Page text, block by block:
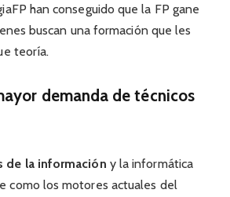
han conseguido que la FP gane
buscan una formación que les
teoría.
demanda de técnicos
de la información y la informática
como los motores actuales del